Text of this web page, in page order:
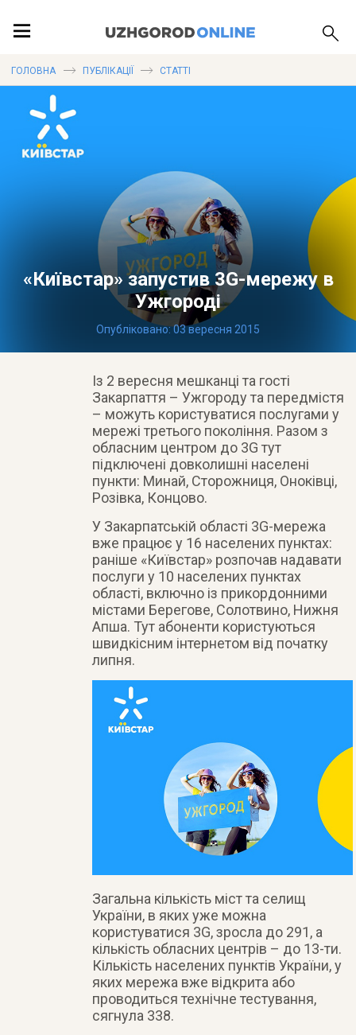
ЛОКАЦІЇ
ГОЛОВНА ПУБЛІКАЦІЇ СТАТТІ
«Київстар» запустив 3G-мережу в
Ужгороді
Опубліковано: 03 вересня 2015
Із 2 вересня мешканці та гості
Закарпаття – Ужгороду та передмістя
– можуть користуватися послугами у
мережі третього покоління. Разом з
обласним центром до 3G тут
підключені довколишні населені
пункти: Минай, Сторожниця, Оноківці,
Розівка, Концово.
У Закарпатській області 3G-мережа
вже працює у 16 населених пунктах:
раніше «Київстар» розпочав надавати
послуги у 10 населених пунктах
області, включно із прикордонними
містами Берегове, Солотвино, Нижня
Апша. Тут абоненти користуються
швидкісним інтернетом від початку
липня.
Загальна кількість міст та селищ
України, в яких уже можна
користуватися 3G, зросла до 291, а
кількість обласних центрів – до 13-ти.
Кількість населених пунктів України, у
яких мережа вже відкрита або
проводиться технічне тестування,
сягнула 338.